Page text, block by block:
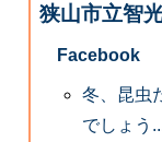
狭山市立智
Facebook
冬、昆虫
でしょう